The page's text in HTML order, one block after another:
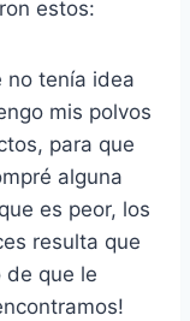
estos:
no tenía idea
mis polvos
para que
alguna
es peor, los
resulta que
de que le